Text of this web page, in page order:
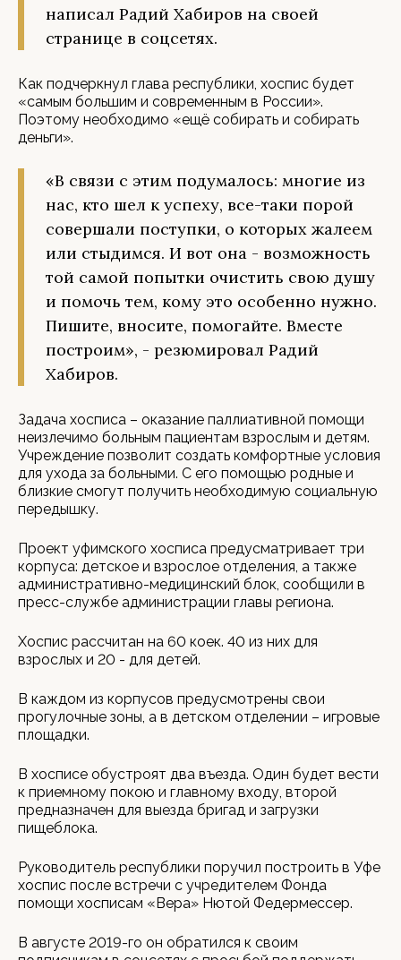
написал Радий Хабиров на своей
странице в соцсетях.
Как подчеркнул глава республики, хоспис будет
«самым большим и современным в России».
Поэтому необходимо «ещё собирать и собирать
деньги».
«В связи с этим подумалось: многие из
нас, кто шел к успеху, все-таки порой
совершали поступки, о которых жалеем
или стыдимся. И вот она - возможность
той самой попытки очистить свою душу
и помочь тем, кому это особенно нужно.
Пишите, вносите, помогайте. Вместе
построим», - резюмировал Радий
Хабиров.
Задача хосписа – оказание паллиативной помощи
неизлечимо больным пациентам взрослым и детям.
Учреждение позволит создать комфортные условия
для ухода за больными. С его помощью родные и
близкие смогут получить необходимую социальную
передышку.
Проект уфимского хосписа предусматривает три
корпуса: детское и взрослое отделения, а также
административно-медицинский блок, сообщили в
пресс-службе администрации главы региона.
Хоспис рассчитан на 60 коек. 40 из них для
взрослых и 20 - для детей.
В каждом из корпусов предусмотрены свои
прогулочные зоны, а в детском отделении – игровые
площадки.
В хосписе обустроят два въезда. Один будет вести
к приемному покою и главному входу, второй
предназначен для выезда бригад и загрузки
пищеблока.
Руководитель республики поручил построить в Уфе
хоспис после встречи с учредителем Фонда
помощи хосписам «Вера» Нютой Федермессер.
В августе 2019-го он обратился к своим